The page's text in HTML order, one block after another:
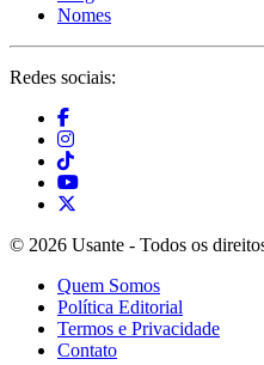
Nomes
Redes sociais:
© 2026 Usante - Todos os
Quem Somos
Política Editorial
Termos e Privacidade
Contato